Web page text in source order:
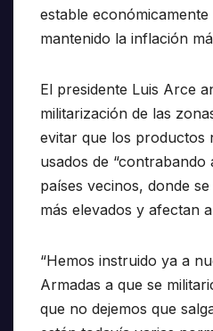
estable
mantenido la inflación
El presidente Luis Arce
militarización de las
evitar que los productos
usados de “contrabando
países vecinos, donde
más elevados y afectan
“Hemos instruido ya a
Armadas a que se
que no dejemos que